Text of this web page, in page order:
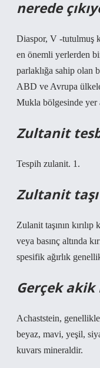
nerede
Diaspor, V -tutulmuş
en önemli yerlerden
parlaklığa sahip olan
ABD ve Avrupa
Mukla bölgesinde yer
Zultanit
Tespih zulanit. 1.
Zultanit taşı
Zulanit taşının kırılıp
veya basınç altında
spesifik ağırlık
Gerçek
Achaststein,
beyaz, mavi, yeşil,
kuvars mineraldir.